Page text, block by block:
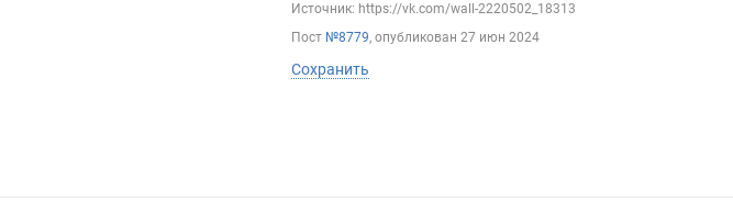
Источник: https://vk.com/wall-2220502_18313
Пост №8779, опубликован 27 июн 2024
Сохранить